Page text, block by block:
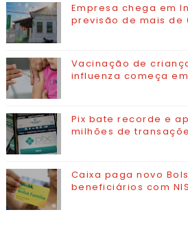
Empresa chega em
previsão de mais de
Vacinação de
influenza começa
Pix bate recorde e
milhões de
Caixa paga novo
beneficiários com